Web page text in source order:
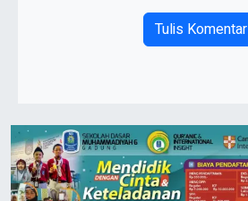
Tulis Komentar